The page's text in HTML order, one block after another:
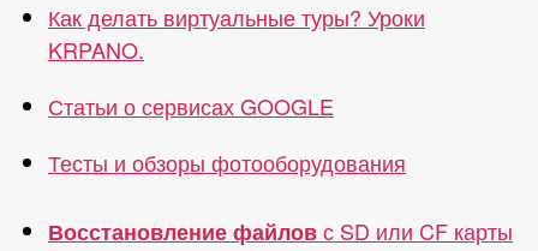
Как делать виртуальные туры? Уроки
KRPANO.
Статьи о сервисах GOOGLE
Тесты и обзоры фотооборудования
Восстановление файловс SD или CF карты